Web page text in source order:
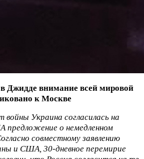
Джидде внимание всей мировой
к Москве
войны Украина согласилась на
предложение о немедленном
совместному заявлению
и США, 30-дневное перемирие